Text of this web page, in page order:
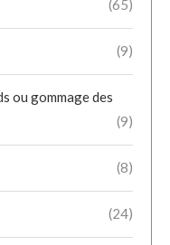
(65)
(9)
ou gommage des
(9)
(8)
(24)